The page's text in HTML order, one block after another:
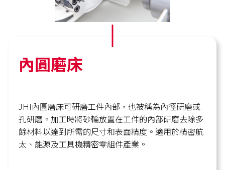
內圓磨床
JHI內圓磨床可研磨工件內部，也被稱為內徑研磨或
孔研磨。加工時將砂輪放置在工件的內部研磨去除多
餘材料以達到所需的尺寸和表面精度。適用於精密航
太、能源及工具機精密零組件產業。